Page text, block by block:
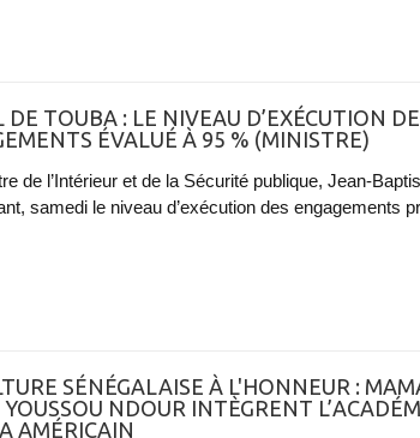
DE TOUBA : LE NIVEAU D’EXÉCUTION
ÉVALUÉ À 95 % (MINISTRE)
de l’Intérieur et de la Sécurité publique, Jean-
samedi le niveau d’exécution des engagements
SÉNÉGALAISE À L'HONNEUR :
NDOUR INTÈGRENT
AMÉRICAIN